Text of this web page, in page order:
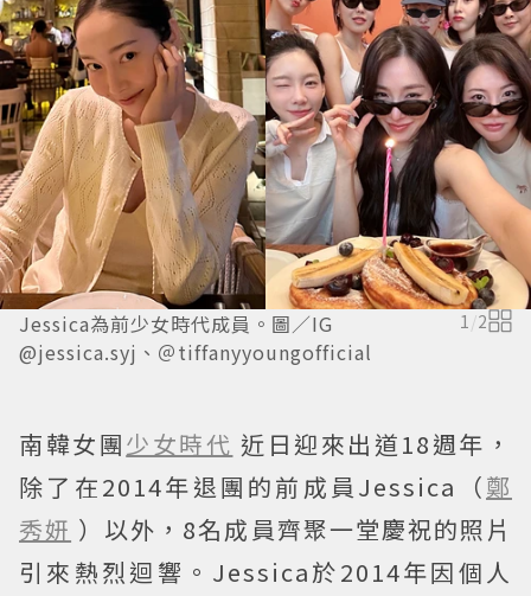
Jessica為前少女時代成員。圖／IG
@jessica.syj、＠tiffanyyoungofficial
1/2
南韓女團少女時代 近日迎來出道18週年，
除了在2014年退團的前成員Jessica（鄭
秀妍 ）以外，8名成員齊聚一堂慶祝的照片
引來熱烈迴響。Jessica於2014年因個人